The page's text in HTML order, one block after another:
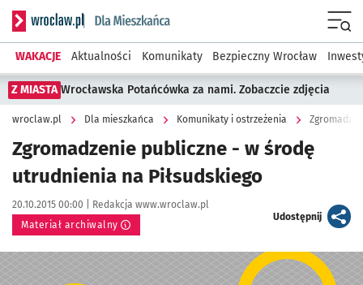
Serwis informacyjny wroclaw.pl podserwis: Dla mieszkańca
WAKACJE Aktualności Komunikaty Bezpieczny Wrocław
Z MIASTA Wrocławska Potańcówka za nami. Zobaczcie zdjęcia
wroclaw.pl Dla mieszkańca Komunikaty i ostrzeżenia
Zgromadzenie publiczne - w środę
utrudnienia na Piłsudskiego
Data publikacji:
20.10.2015 00:00 | Autor:
Redakcja www.wroclaw.pl
Materiał archiwalny
Udostępnijartykuł